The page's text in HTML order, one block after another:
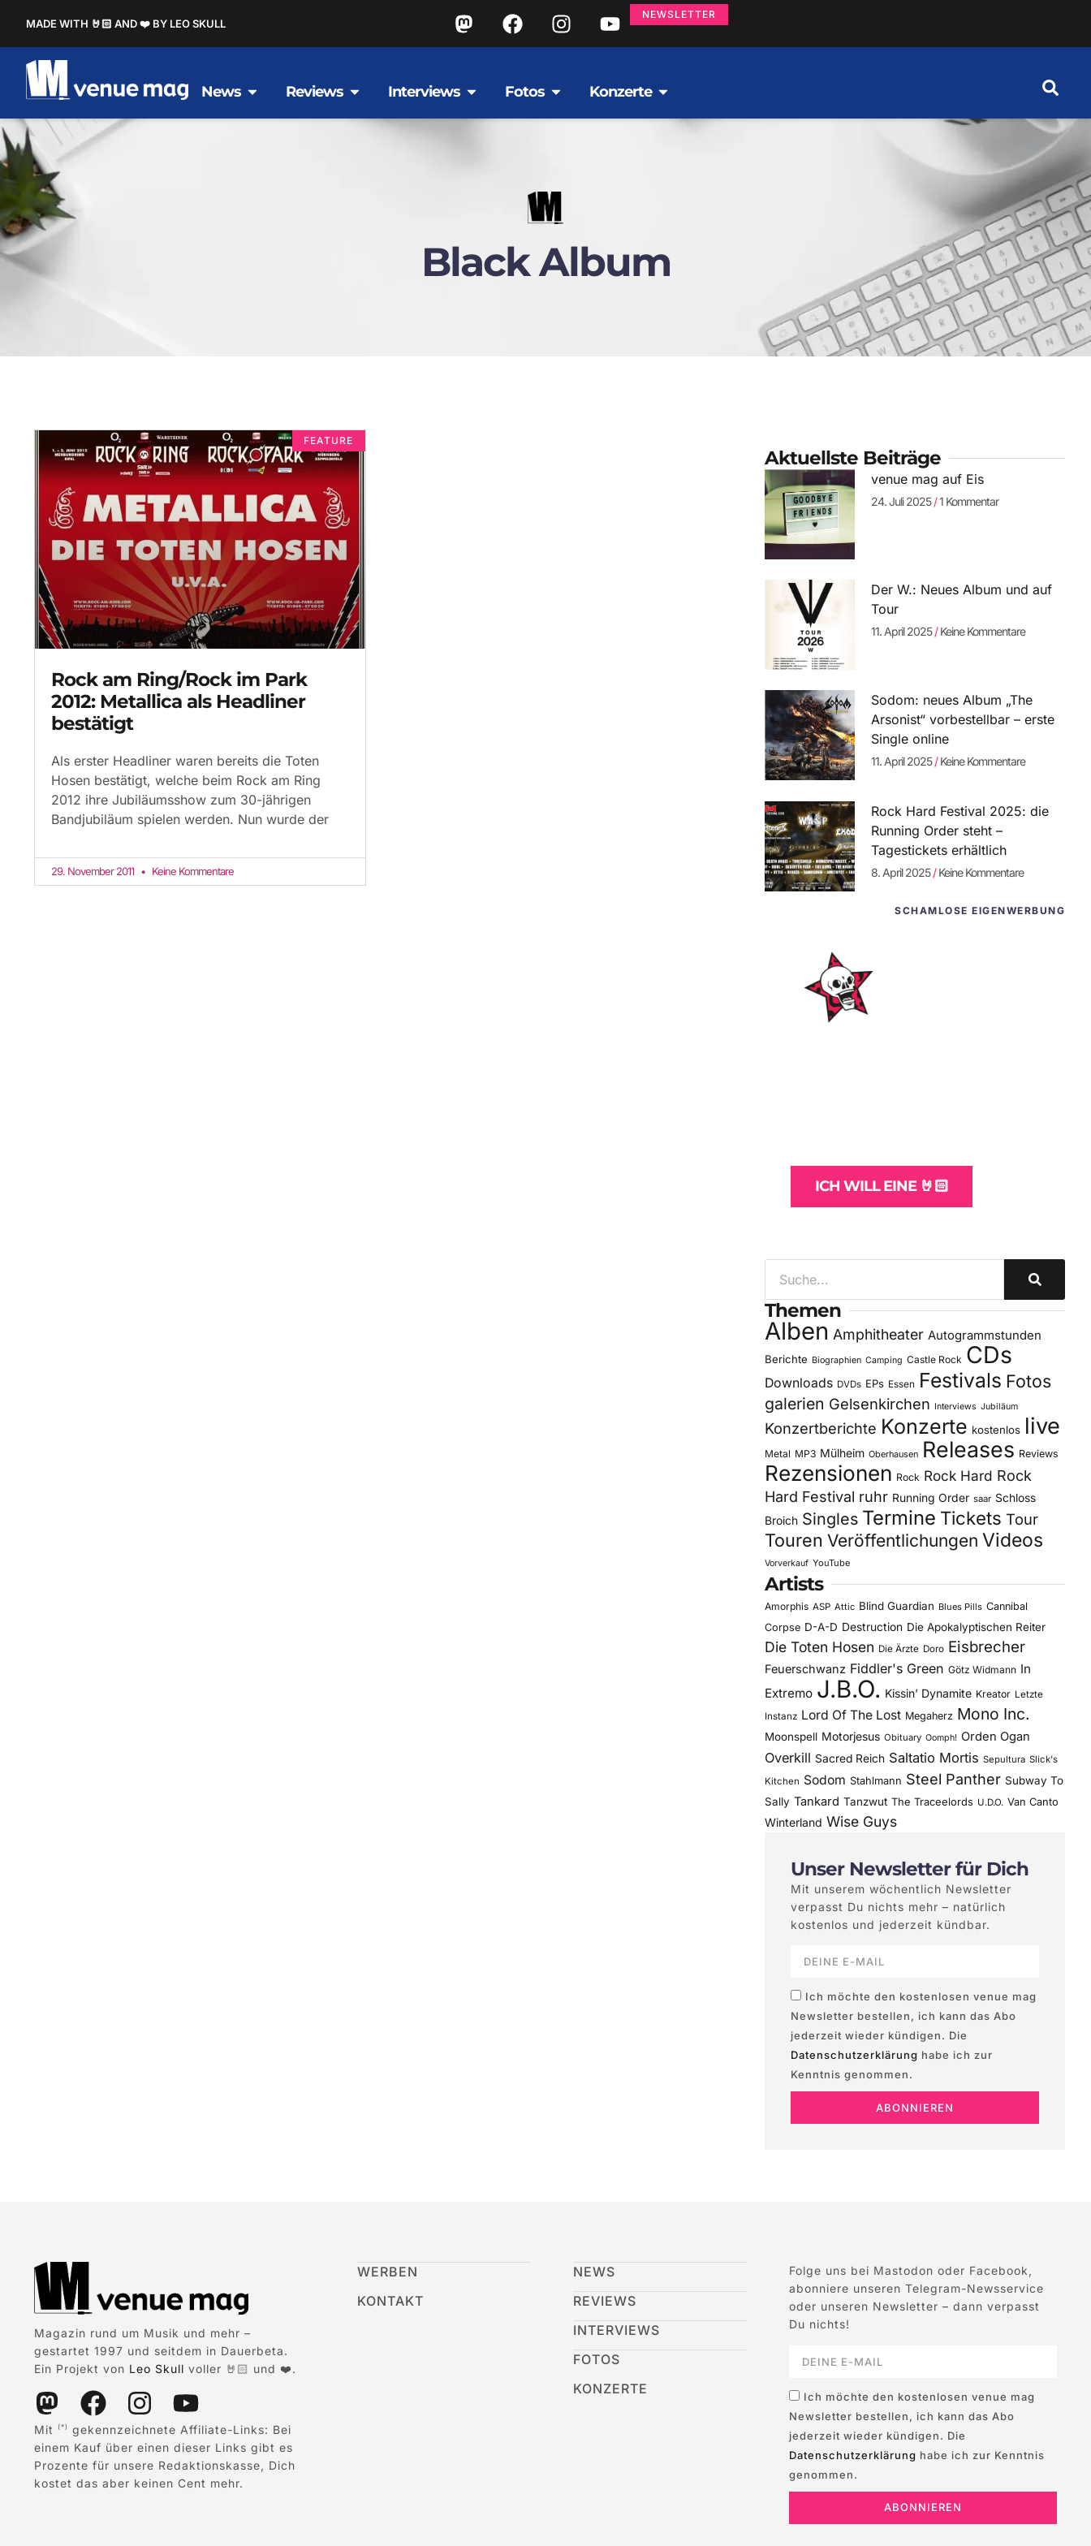
MADE WITH 🤘🏻 AND ❤️ BY LEO SKULL
NEWSLETTER
News Reviews Interviews Fotos Konzerte
Black Album
FEATURE
Rock am Ring/Rock im Park
2012: Metallica als Headliner
bestätigt
Als erster Headliner waren bereits die Toten
Hosen bestätigt, welche beim Rock am Ring
2012 ihre Jubiläumsshow zum 30-jährigen
Bandjubiläum spielen werden. Nun wurde der
29. November 2011 Keine Kommentare
Aktuellste Beiträge
venue mag auf Eis
24. Juli 2025 1 Kommentar
Der W.: Neues Album und auf
Tour
11. April 2025 Keine Kommentare
Sodom: neues Album „The
Arsonist“ vorbestellbar – erste
Single online
11. April 2025 Keine Kommentare
Rock Hard Festival 2025: die
Running Order steht –
Tagestickets erhältlich
8. April 2025 Keine Kommentare
SCHAMLOSE EIGENWERBUNG
ICH WILL EINE 🤘🏻
Themen
Alben Amphitheater Autogrammstunden
Berichte Biographien Camping Castle Rock CDs
Downloads DVDs EPs Essen Festivals Fotos
galerien Gelsenkirchen Interviews Jubiläum
Konzertberichte Konzerte kostenlos live
Metal MP3 Mülheim Oberhausen Releases Reviews
Rezensionen Rock Rock Hard Rock
Hard Festival ruhr Running Order saar Schloss
Broich Singles Termine Tickets Tour
Touren Veröffentlichungen Videos
Vorverkauf YouTube
Artists
Amorphis ASP Attic Blind Guardian Blues Pills Cannibal
Corpse D-A-D Destruction Die Apokalyptischen Reiter
Die Toten Hosen Die Ärzte Doro Eisbrecher
Feuerschwanz Fiddler's Green Götz Widmann In
Extremo J.B.O. Kissin' Dynamite Kreator Letzte
Instanz Lord Of The Lost Megaherz Mono Inc.
Moonspell Motorjesus Obituary Oomph! Orden Ogan
Overkill Sacred Reich Saltatio Mortis Sepultura Slick's
Kitchen Sodom Stahlmann Steel Panther Subway To
Sally Tankard Tanzwut The Traceelords U.D.O. Van Canto
Winterland Wise Guys
Unser Newsletter für Dich
Mit unserem wöchentlich Newsletter
verpasst Du nichts mehr – natürlich
kostenlos und jederzeit kündbar.
Ich möchte den kostenlosen venue mag
Newsletter bestellen, ich kann das Abo
jederzeit wieder kündigen. Die
Datenschutzerklärung habe ich zur
Kenntnis genommen.
ABONNIEREN
Magazin rund um Musik und mehr –
gestartet 1997 und seitdem in Dauerbeta.
Ein Projekt von Leo Skull voller 🤘🏻 und ❤️.
Mit (*)
gekennzeichnete Affiliate-Links: Bei
einem Kauf über einen dieser Links gibt es
Prozente für unsere Redaktionskasse, Dich
kostet das aber keinen Cent mehr.
WERBEN
KONTAKT
NEWS
REVIEWS
INTERVIEWS
FOTOS
KONZERTE
Folge uns bei Mastodon oder Facebook,
abonniere unseren Telegram-Newsservice
oder unseren Newsletter – dann verpasst
Du nichts!
Ich möchte den kostenlosen venue mag
Newsletter bestellen, ich kann das Abo
jederzeit wieder kündigen. Die
Datenschutzerklärung habe ich zur Kenntnis
genommen.
ABONNIEREN